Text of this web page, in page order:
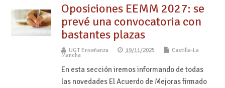
Oposiciones EEMM 2027: se
prevé una convocatoria con
bastantes plazas
UGT Enseñanza 19/11/2025 Castilla-La
Mancha
En esta sección iremos informando de todas
las novedades El Acuerdo de Mejoras firmado